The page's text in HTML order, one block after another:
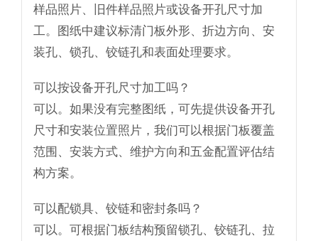
样品照片、旧件样品照片或设备开孔尺寸加
工。图纸中建议标清门板外形、折边方向、安
装孔、锁孔、铰链孔和表面处理要求。
可以按设备开孔尺寸加工吗？
可以。如果没有完整图纸，可先提供设备开孔
尺寸和安装位置照片，我们可以根据门板覆盖
范围、安装方式、维护方向和五金配置评估结
构方案。
可以配锁具、铰链和密封条吗？
可以。可根据门板结构预留锁孔、铰链孔、拉